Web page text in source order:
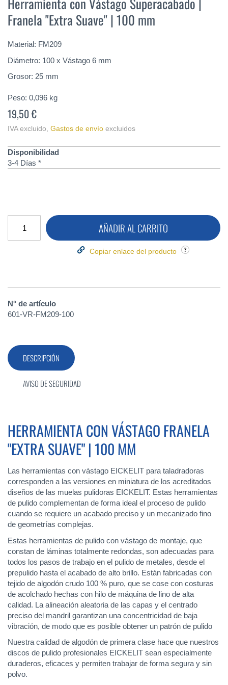
comienzo
de
la
de
imágenes
Franela "Extra Suave" | 100 mm
Material: FM209
Diámetro: 100 x Vástago 6 mm
Grosor: 25 mm
Peso: 0,096 kg
19,50 €
IVA excluido, Gastos de envío excluidos
Disponibilidad
3-4 Días *
AÑADIR AL CARRITO
Copiar enlace del producto
N° de artículo
601-VR-FM209-100
DESCRIPCIÓN
HERRAMIENTA CON VÁSTAGO FRANELA
"EXTRA SUAVE" | 100 MM
Las herramientas con vástago EICKELIT para taladradoras
corresponden a las versiones en miniatura de los acreditados
diseños de las muelas pulidoras EICKELIT. Estas herramientas
de pulido complementan de forma ideal el proceso de pulido
cuando se requiere un acabado preciso y un mecanizado fino
de geometrías complejas.
Estas herramientas de pulido con vástago de montaje, que
constan de láminas totalmente redondas, son adecuadas para
todos los pasos de trabajo en el pulido de metales, desde el
prepulido hasta el acabado de alto brillo. Están fabricadas con
tejido de algodón crudo 100 % puro, que se cose con costuras
de acolchado hechas con hilo de máquina de lino de alta
calidad. La alineación aleatoria de las capas y el centrado
preciso del mandril garantizan una concentricidad de baja
vibración, de modo que es posible obtener un patrón de pulido
Nuestra calidad de algodón de primera clase hace que nuestros
discos de pulido profesionales EICKELIT sean especialmente
duraderos, eficaces y permiten trabajar de forma segura y sin
polvo.
AVISO DE SEGURIDAD